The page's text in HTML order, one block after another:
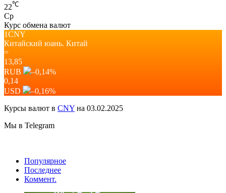
22℃
Ср
Курс обмена валют
1CNY
Китайский юань. Китай
=
13,85
RUB
–0,14%
0,14
USD
–0,16%
Курсы валют в CNY на 03.02.2025
Мы в Telegram
Популярное
Последнее
Коммент.